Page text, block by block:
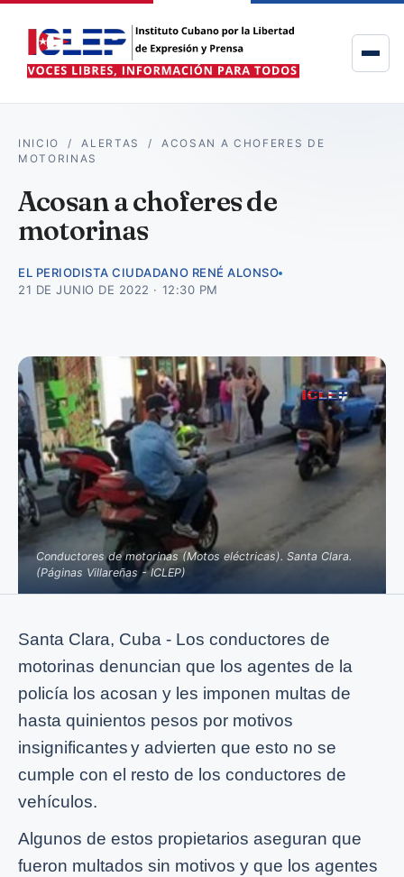
INICIO /ALERTAS /ACOSAN A CHOFERES DE
MOTORINAS
Acosan a choferes de
motorinas
EL PERIODISTA CIUDADANO RENÉ ALONSO
21 DE JUNIO DE 2022 · 12:30 PM
Conductores de motorinas (Motos eléctricas). Santa Clara.
(Páginas Villareñas - ICLEP)
Santa Clara, Cuba - Los conductores de
motorinas denuncian que los agentes de la
policía los acosan y les imponen multas de
hasta quinientos pesos por motivos
insignificantesy advierten que esto no se
cumple con el resto de los conductores de
vehículos.
Algunos de estos propietarios aseguran que
fueron multados sin motivos y que los agentes